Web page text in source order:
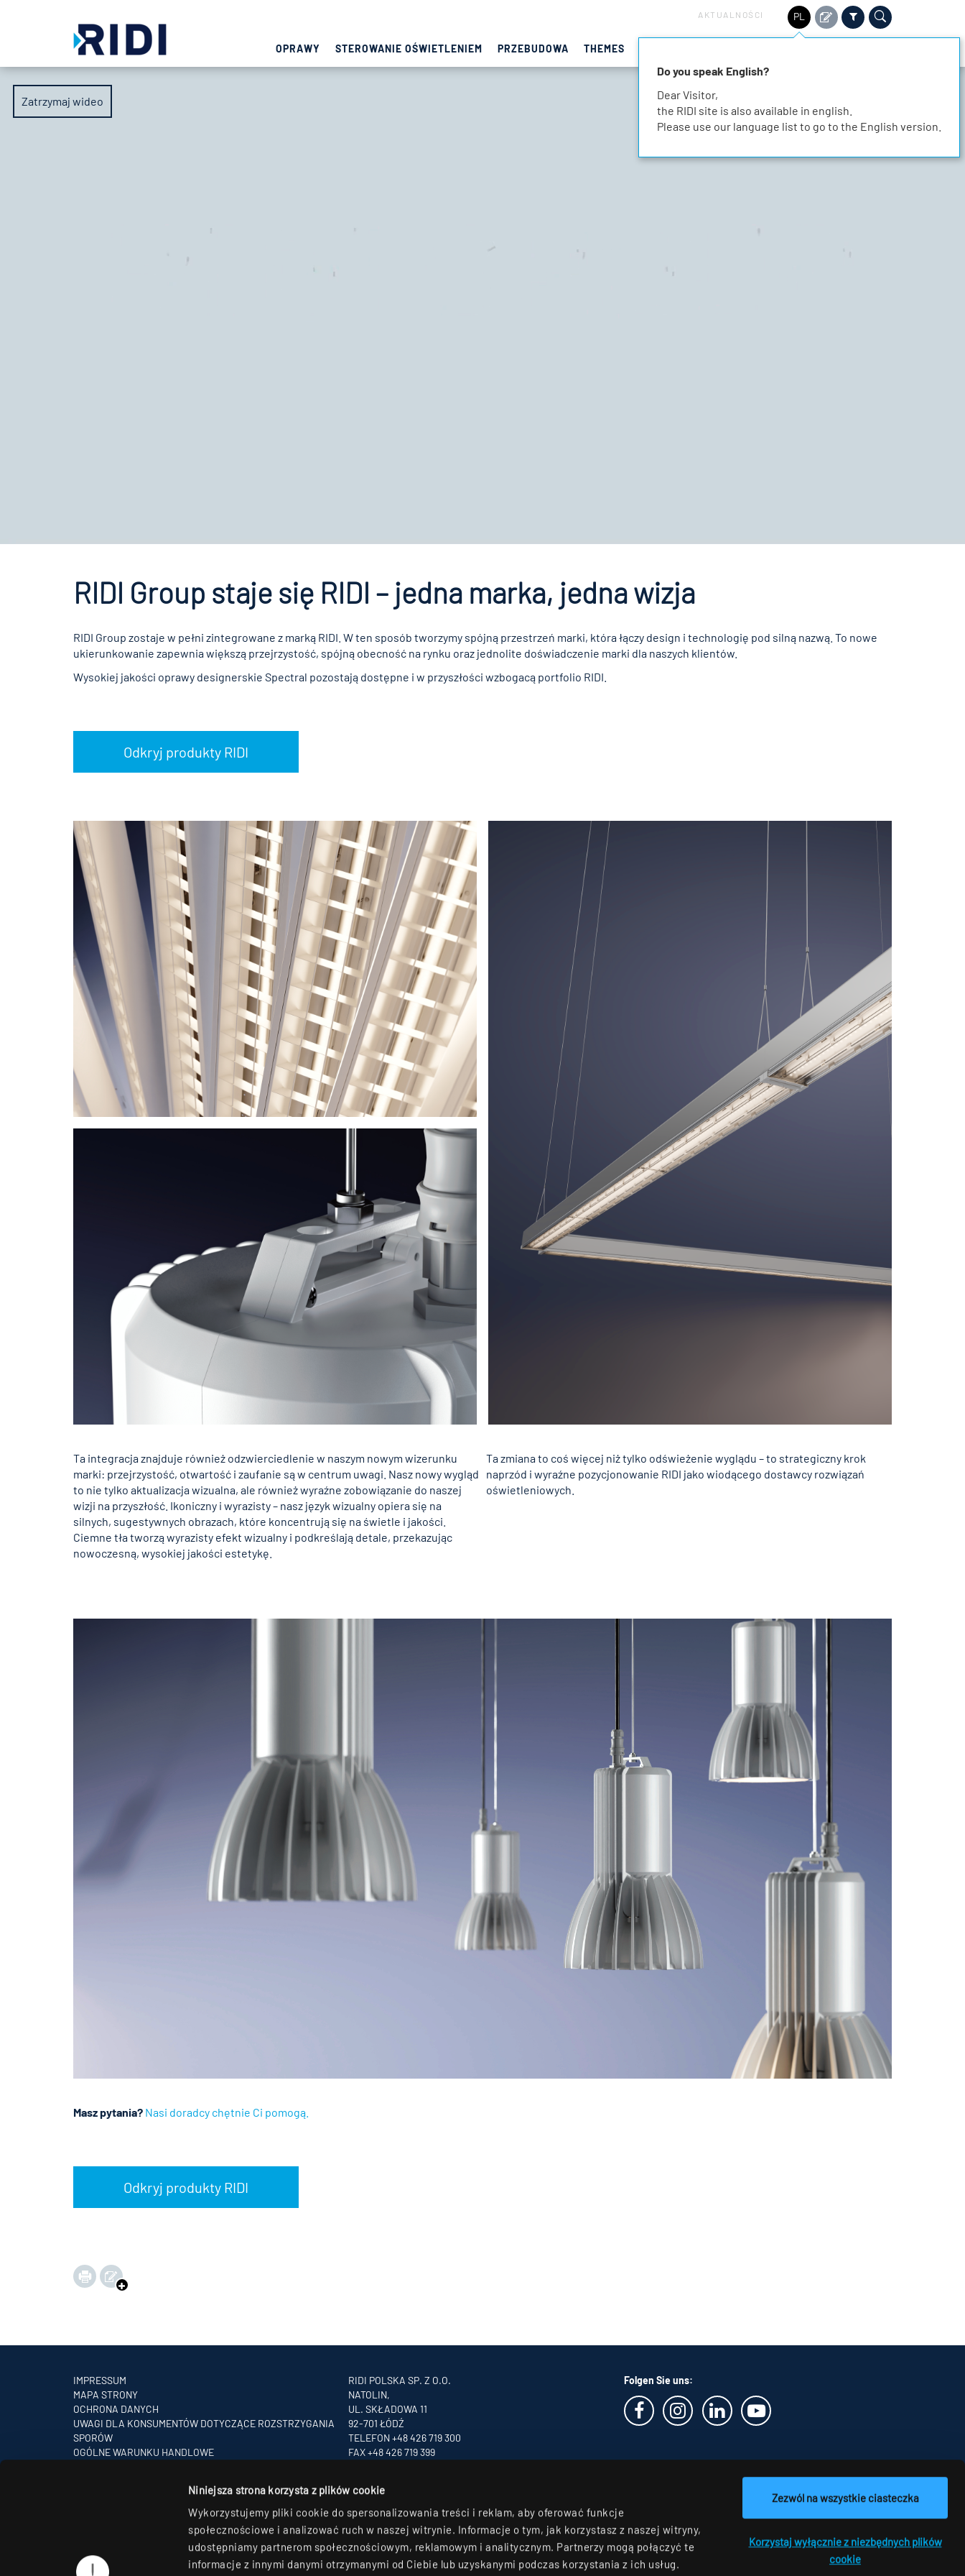
Niniejsza strona korzysta z plików cookie
Wykorzystujemy pliki cookie do spersonalizowania treści i reklam, aby oferować funkcje
społecznościowe i analizować ruch w naszej witrynie. Informacje o tym, jak korzystasz z naszej witryny,
udostępniamy partnerom społecznościowym, reklamowym i analitycznym. Partnerzy mogą połączyć te
informacje z innymi danymi otrzymanymi od Ciebie lub uzyskanymi podczas korzystania z ich usług.
Zezwól na wszystkie ciasteczka
Korzystaj wyłącznie z niezbędnych plików
cookie
AKTUALNOŚCI PL
OPRAWY STEROWANIE OŚWIETLENIEM PRZEBUDOWA THEMES
Zatrzymaj wideo
RIDI Group staje się RIDI – jedna marka, jedna wizja
RIDI Group zostaje w pełni zintegrowane z marką RIDI. W ten sposób tworzymy spójną przestrzeń marki, która łączy design i technologię pod silną nazwą. To nowe
ukierunkowanie zapewnia większą przejrzystość, spójną obecność na rynku oraz jednolite doświadczenie marki dla naszych klientów.
Wysokiej jakości oprawy designerskie Spectral pozostają dostępne i w przyszłości wzbogacą portfolio RIDI.
Odkryj produkty RIDI
Ta integracja znajduje również odzwierciedlenie w naszym nowym wizerunku
marki: przejrzystość, otwartość i zaufanie są w centrum uwagi. Nasz nowy wygląd
to nie tylko aktualizacja wizualna, ale również wyraźne zobowiązanie do naszej
wizji na przyszłość. Ikoniczny i wyrazisty – nasz język wizualny opiera się na
silnych, sugestywnych obrazach, które koncentrują się na świetle i jakości.
Ciemne tła tworzą wyrazisty efekt wizualny i podkreślają detale, przekazując
nowoczesną, wysokiej jakości estetykę.
Ta zmiana to coś więcej niż tylko odświeżenie wyglądu – to strategiczny krok
naprzód i wyraźne pozycjonowanie RIDI jako wiodącego dostawcy rozwiązań
oświetleniowych.
Masz pytania? Nasi doradcy chętnie Ci pomogą.
Odkryj produkty RIDI
IMPRESSUM
MAPA STRONY
OCHRONA DANYCH
UWAGI DLA KONSUMENTÓW DOTYCZĄCE ROZSTRZYGANIA
SPORÓW
OGÓLNE WARUNKU HANDLOWE
RIDI POLSKA SP. Z O.O.
NATOLIN,
UL. SKŁADOWA 11
92-701 ŁÓDŹ
TELEFON +48 426 719 300
FAX +48 426 719 399
Folgen Sie uns:
Do you speak English?
Dear Visitor,
the RIDI site is also available in english.
Please use our language list to go to the English version.